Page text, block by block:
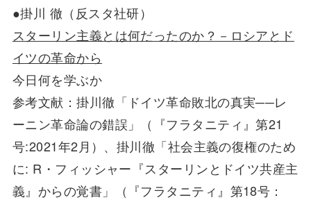
●掛川 徹（反スタ社研）
スターリン主義とは何だったのか？－ロシアとド
イツの革命から
今日何を学ぶか
参考文献：掛川徹「ドイツ革命敗北の真実──レ
ーニン革命論の錯誤」（『フラタニティ』第21
号:2021年2月）、掛川徹「社会主義の復権のため
に: R・フィッシャー『スターリンとドイツ共産主
義』からの覚書」（『フラタニティ』第18号：